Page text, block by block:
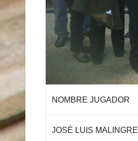
NOMBRE JUGADOR
JOSÉ LUIS MALINGRE